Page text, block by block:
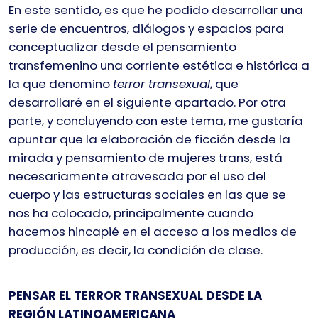
En este sentido, es que he podido desarrollar una
serie de encuentros, diálogos y espacios para
conceptualizar desde el pensamiento
transfemenino una corriente estética e histórica a
la que denomino terror transexual, que
desarrollaré en el siguiente apartado. Por otra
parte, y concluyendo con este tema, me gustaría
apuntar que la elaboración de ficción desde la
mirada y pensamiento de mujeres trans, está
necesariamente atravesada por el uso del
cuerpo y las estructuras sociales en las que se
nos ha colocado, principalmente cuando
hacemos hincapié en el acceso a los medios de
producción, es decir, la condición de clase.
PENSAR EL TERROR TRANSEXUAL DESDE LA
REGIÓN LATINOAMERICANA